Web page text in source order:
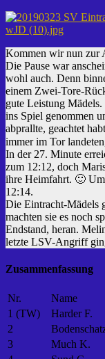
Kommen wir nun zur
Die Pause war
wohl auch. Denn
einem Zwei-Tore-
gute Leistung
ins Spiel genommen
abprallte, geachtet
immer im Tor
In der 27. Minute
zum 12:12, doch
ihre Heimfahrt. 🙂
12:14.
Die Eintracht-Mädels
machten sie es noch
Endstand, heran.
letzte LSV-Angriff
Zusammenfassung
Nr. Name
1 (TW)
Harder F.
2
3
Much K.